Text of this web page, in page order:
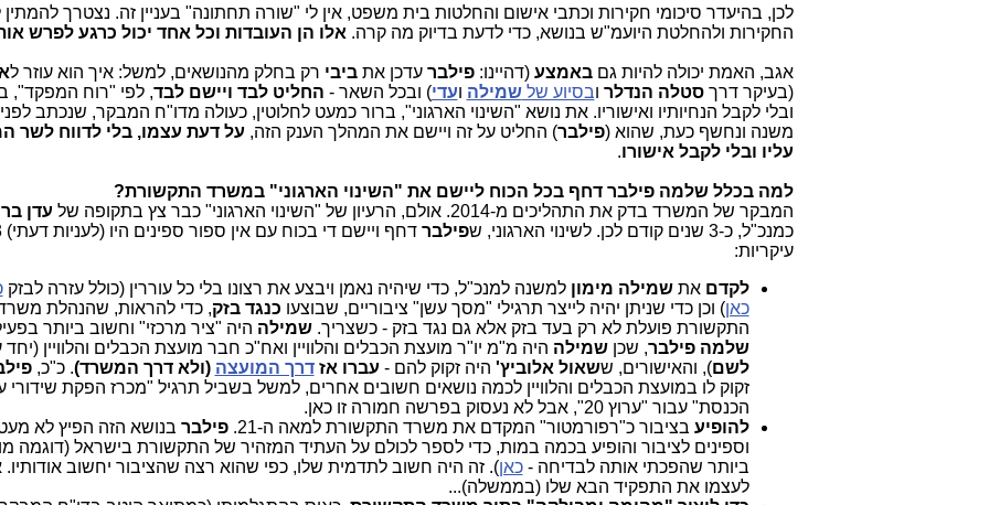
לכן, בהיעדר סיכומי חקירות וכתבי אישום והחלטות בית משפט, אין לי "שורה תחתונה" בעניין זה. נצטרך להמתין
החקירות ולהחלטת היועמ"ש בנושא, כדי לדעת בדיוק מה קרה. אלו הן העובדות וכל אחד יכול כרגע לפרש
אגב, האמת יכולה להיות גםבאמצע(דהיינו:פילברעדכן אתביבי רק בחלק מהנושאים, למשל: איך הוא עוזר ל
(בעיקר דרךסטלה הנדלר ובסיוע שלשמילה ועדי) ובכל השאר - החליט לבד ויישם לבד, לפי "רוח המפקד",
ובלי לקבל הנחיותיו ואישוריו. את נושא "השינוי הארגוני", ברור כמעט לחלוטין, כעולה מדו"ח המבקר, שנכתב
משנה ונחשף כעת, שהוא (פילבר) החליט על זה ויישם את המהלך הענק הזה, על דעת עצמו, בלי לדווח לשר
עליו ובלי לקבל אישורו.
למה בכלל שלמה פילבר דחף בכל הכוח ליישם את "השינוי הארגוני" במשרד התקשורת?
המבקר של המשרד בדק את התהליכים מ-2014. אולם, הרעיון של "השינוי הארגוני" כבר צץ בתקופה של
עדן
כמנכ"ל, כ-3 שנים קודם לכן. לשינוי הארגוני, ש
פילבר
עיקריות:
לקדםאתשמילה מימון למשנה למנכ"ל, כדי שיהיה נאמן ויבצע את רצונו בלי כל עוררין (כולל עזרה לבזק
כאן) וכן כדי שניתן יהיה לייצר תרגילי "מסך עשן" ציבוריים, שבוצעו כנגד בזק, כדי להראות, שהנהלת
התקשורת פועלת לא רק בעד בזק אלא גם נגד בזק - כשצריך.שמילה היה "ציר מרכזי" וחשוב ביותר
שלמה פילבר, שכןשמילה היה מ"מ יו"ר מועצת הכבלים והלוויין ואח"כ חבר מועצת הכבלים והלוויין
לשם), והאישורים, ששאול אלוביץ' היה זקוק להם - עברו אזדרך המועצה (ולא דרך המשרד). כ"כ,
זקוק לו במועצת הכבלים והלוויין לכמה נושאים חשובים אחרים, למשל בשביל תרגיל "מכרז הפקת שידורי
הכנסת" עבור "ערוץ 20", אבל לא נעסוק בפרשה חמורה זו כאן.
להופיע בציבור כ"רפורמטור" המקדם את משרד התקשורת למאה ה-21. פילבר בנושא הזה הפיץ לא
וספינים לציבור והופיע בכמה במות, כדי לספר לכולם על העתיד המזהיר של התקשורת בישראל (דוגמה
ביותר שהפכתי אותה לבדיחה -כאן). זה היה חשוב לתדמית שלו, כפי שהוא רצה שהציבור יחשוב אודותיו.
לעצמו את התפקיד הבא שלו (בממשלה)...